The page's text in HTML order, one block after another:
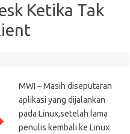
Ketika Tak
MWI – Masih diseputaran
aplikasi yang dijalankan
pada Linux,setelah lama
penulis kembali ke Linux